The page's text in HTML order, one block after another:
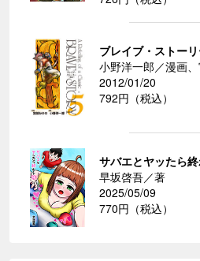
ブレイブ・ストー
小野洋一郎／漫画
2012/01/20
792円（税込）
サバエとヤッたら
早坂啓吾／著
2025/05/09
770円（税込）